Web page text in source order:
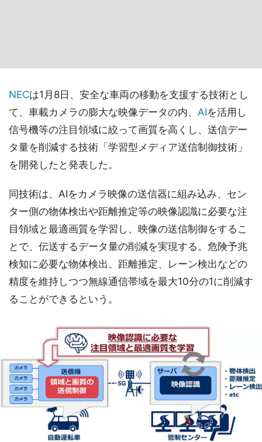
NECは1月8日、安全な車両の移動を支援する技術とし
て、車載カメラの膨大な映像データの内、 AIを活用し
信号機等の注目領域に絞って画質を高くし、送信デー
タ量を削減する技術「学習型メディア送信制御技術」
を開発したと発表した。
同技術は、AIをカメラ映像の送信器に組み込み、セン
ター側の物体検出や距離推定等の映像認識に必要な注
目領域と最適画質を学習し、映像の送信制御をするこ
とで、伝送するデータ量の削減を実現する。危険予兆
検知に必要な物体検出、距離推定、レーン検出などの
精度を維持しつつ無線通信帯域を最大10分の1に削減す
ることができるという。